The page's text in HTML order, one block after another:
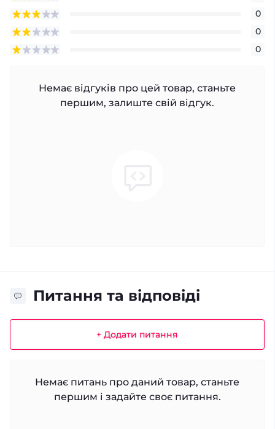
0
0
0
Немає відгуків про цей товар, станьте
першим, залиште свій відгук.
Питання та відповіді
+ Додати питання
Немає питань про даний товар, станьте
першим і задайте своє питання.